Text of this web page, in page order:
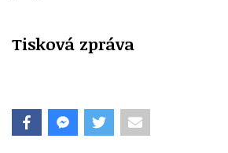
Tisková zpráva